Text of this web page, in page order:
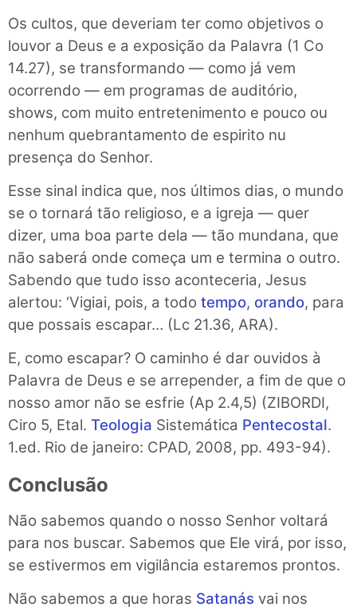
Os cultos, que deveriam ter como objetivos o
louvor a Deus e a exposição da Palavra (1 Co
14.27), se transformando — como já vem
ocorrendo — em programas de auditório,
shows, com muito entretenimento e pouco ou
nenhum quebrantamento de espirito nu
presença do Senhor.
Esse sinal indica que, nos últimos dias, o mundo
se o tornará tão religioso, e a igreja — quer
dizer, uma boa parte dela — tão mundana, que
não saberá onde começa um e termina o outro.
Sabendo que tudo isso aconteceria, Jesus
alertou: ‘Vigiai, pois, a todo tempo, orando, para
que possais escapar… (Lc 21.36, ARA).
E, como escapar? O caminho é dar ouvidos à
Palavra de Deus e se arrepender, a fim de que o
nosso amor não se esfrie (Ap 2.4,5) (ZIBORDI,
Ciro 5, Etal. Teologia Sistemática Pentecostal.
1.ed. Rio de janeiro: CPAD, 2008, pp. 493-94).
Conclusão
Não sabemos quando o nosso Senhor voltará
para nos buscar. Sabemos que Ele virá, por isso,
se estivermos em vigilância estaremos prontos.
Não sabemos a que horas Satanás vai nos